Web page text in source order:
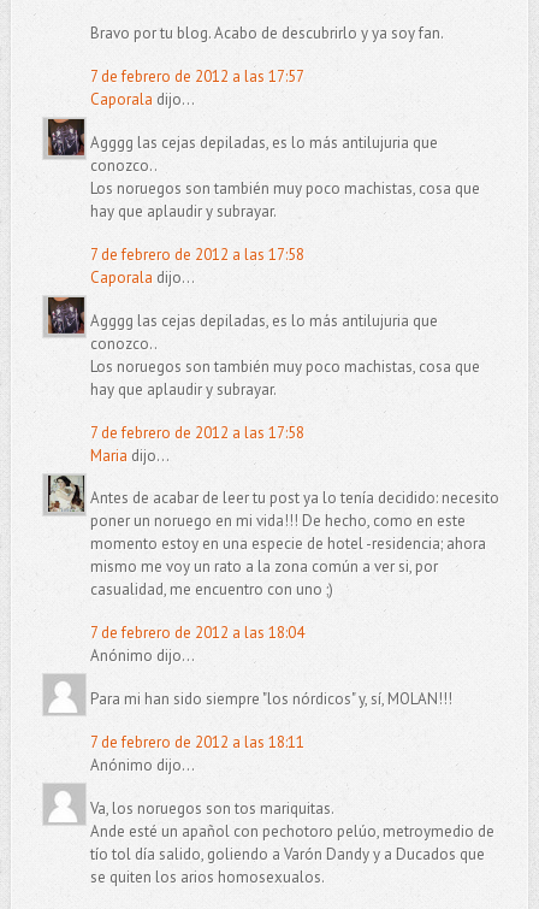
Bravo por tu blog. Acabo de descubrirlo y ya soy fan.
7 de febrero de 2012 a las 17:57
Caporala dijo...
Agggg las cejas depiladas, es lo más antilujuria que
conozco..
Los noruegos son también muy poco machistas, cosa que
hay que aplaudir y subrayar.
7 de febrero de 2012 a las 17:58
Caporala dijo...
Agggg las cejas depiladas, es lo más antilujuria que
conozco..
Los noruegos son también muy poco machistas, cosa que
hay que aplaudir y subrayar.
7 de febrero de 2012 a las 17:58
Maria dijo...
Antes de acabar de leer tu post ya lo tenía decidido: necesito
poner un noruego en mi vida!!! De hecho, como en este
momento estoy en una especie de hotel -residencia; ahora
mismo me voy un rato a la zona común a ver si, por
casualidad, me encuentro con uno ;)
7 de febrero de 2012 a las 18:04
Anónimo dijo...
Para mi han sido siempre "los nórdicos" y, sí, MOLAN!!!
7 de febrero de 2012 a las 18:11
Anónimo dijo...
Va, los noruegos son tos mariquitas.
Ande esté un apañol con pechotoro pelúo, metroymedio de
tío tol día salido, goliendo a Varón Dandy y a Ducados que
se quiten los arios homosexualos.